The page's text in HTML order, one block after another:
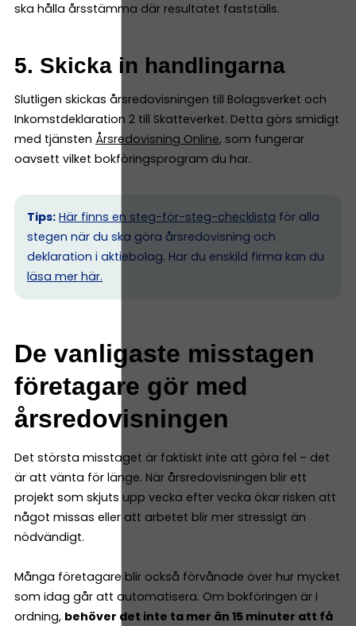
ska hålla årsstämma där resultatet fastställs.
5. Skicka in handlingarna
Slutligen skickas årsredovisningen till Bolagsverket och
Inkomstdeklaration 2 till Skatteverket. Detta görs smidigt
med tjänsten Årsredovisning Online, som fungerar
oavsett vilket bokföringsprogram du har.
Tips: Här finns en steg-för-steg-checklista för alla
stegen när du ska göra årsredovisning och
deklaration i aktiebolag. Har du enskild firma kan du
läsa mer här.
De vanligaste misstagen
företagare gör med
årsredovisningen
Det största misstaget är faktiskt inte att göra fel – det
är att vänta för länge. När årsredovisningen blir ett
projekt som skjuts upp vecka efter vecka ökar risken att
något missas eller att arbetet blir mer stressigt än
nödvändigt.
Många företagare blir också förvånade över hur mycket
som idag går att automatisera. Om bokföringen är i
ordning, behöver det inte ta mer än 15 minuter att få